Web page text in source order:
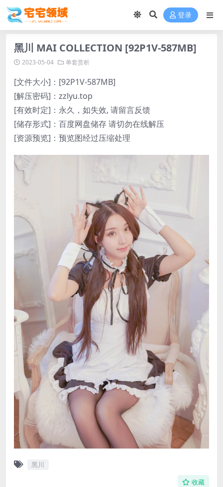
登录
黑川 MAI COLLECTION [92P1V-587MB]
2023-05-04 单套赏析
[文件大小]：[92P1V-587MB]
[解压密码]：zzlyu.top
[有效时定]：永久，如失效, 请留言反馈
[储存形式]：百度网盘储存 请切勿在线解压
[资源预览]：预览图经过压缩处理
黑川
收藏